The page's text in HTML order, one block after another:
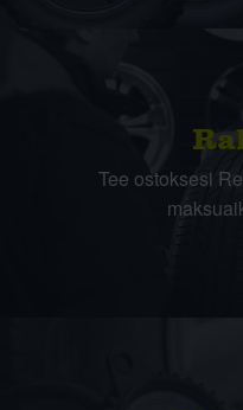
Tee ostoksesi